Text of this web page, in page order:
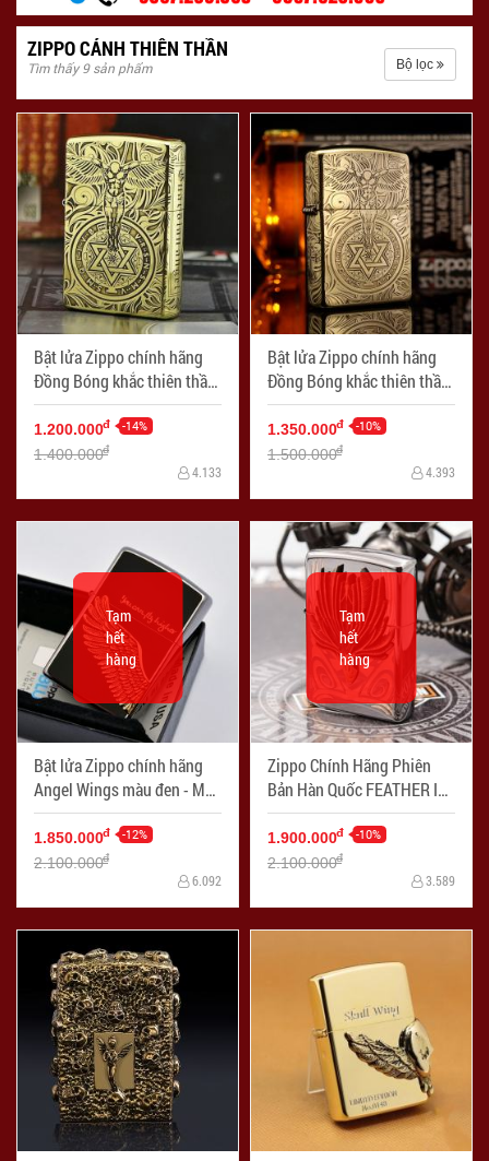
ZIPPO CÁNH THIÊN THẦN
Tìm thấy 9 sản phẩm Bộ lọc
Bật lửa Zippo chính hãng
Đồng Bóng khắc thiên thần
- Mã SP: ZPC1788-254
1.200.000đ -14%
1.400.000đ
4.133
Bật lửa Zippo chính hãng
Đồng Bóng khắc thiên thần
bản ARMOR - Mã SP:
ZPC1788-169
1.350.000đ -10%
1.500.000đ
4.393
Bật lửa Zippo chính hãng
Angel Wings màu đen - Mã
SP: ZPC0119
Tạm
hết
hàng
1.850.000đ -12%
2.100.000đ
6.092
Zippo Chính Hãng Phiên
Bản Hàn Quốc FEATHER ICE
- Mã SP: ZPC1195
Tạm
hết
hàng
1.900.000đ -10%
2.100.000đ
3.589